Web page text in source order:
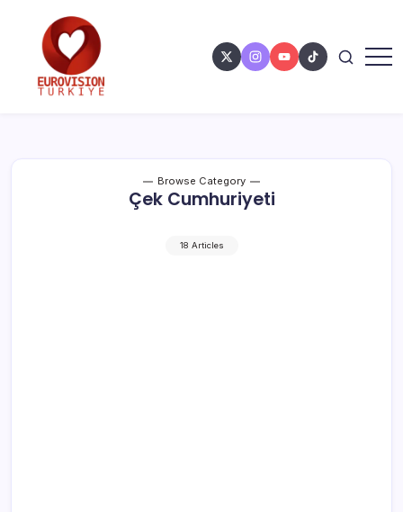
Browse Category
Çek Cumhuriyeti
18 Articles